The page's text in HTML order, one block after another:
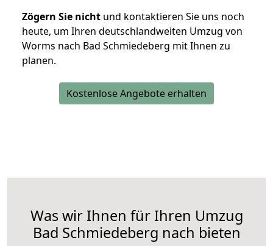
Zögern Sie nicht und kontaktieren Sie uns noch
heute, um Ihren deutschlandweiten Umzug von
Worms nach Bad Schmiedeberg mit Ihnen zu
planen.
Kostenlose Angebote erhalten
Was wir Ihnen für Ihren Umzug
Bad Schmiedeberg nach bieten